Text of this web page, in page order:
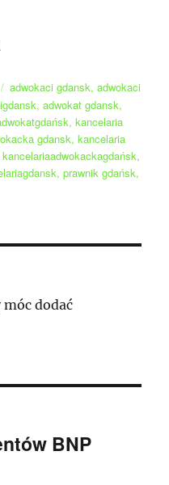
Tagi
adwokaci gdansk,adwokaci
,adwokat gdansk,
,kancelaria
gdansk,kancelaria
kancelariaadwokackagdańsk,
,prawnik gdańsk,
móc dodać
BNP